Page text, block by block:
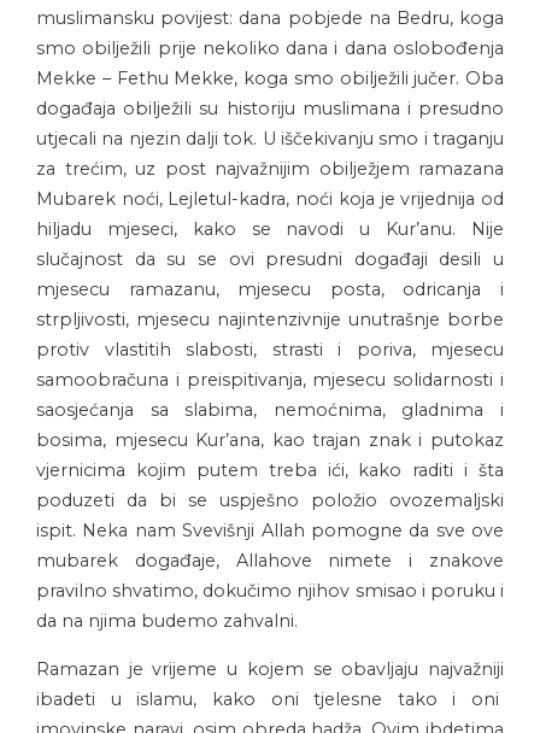
muslimansku povijest: dana pobjede na Bedru, koga
smo obilježili prije nekoliko dana i dana oslobođenja
Mekke – Fethu Mekke, koga smo obilježili jučer. Oba
događaja obilježili su historiju muslimana i presudno
utjecali na njezin dalji tok. U iščekivanju smo i traganju
za trećim, uz post najvažnijim obilježjem ramazana
Mubarek noći, Lejletul-kadra, noći koja je vrijednija od
hiljadu mjeseci, kako se navodi u Kur’anu. Nije
slučajnost da su se ovi presudni događaji desili u
mjesecu ramazanu, mjesecu posta, odricanja i
strpljivosti, mjesecu najintenzivnije unutrašnje borbe
protiv vlastitih slabosti, strasti i poriva, mjesecu
samoobračuna i preispitivanja, mjesecu solidarnosti i
saosjećanja sa slabima, nemoćnima, gladnima i
bosima, mjesecu Kur’ana, kao trajan znak i putokaz
vjernicima kojim putem treba ići, kako raditi i šta
poduzeti da bi se uspješno položio ovozemaljski
ispit. Neka nam Svevišnji Allah pomogne da sve ove
mubarek događaje, Allahove nimete i znakove
pravilno shvatimo, dokučimo njihov smisao i poruku i
da na njima budemo zahvalni.
Ramazan je vrijeme u kojem se obavljaju najvažniji
ibadeti u islamu, kako oni tjelesne tako i oni